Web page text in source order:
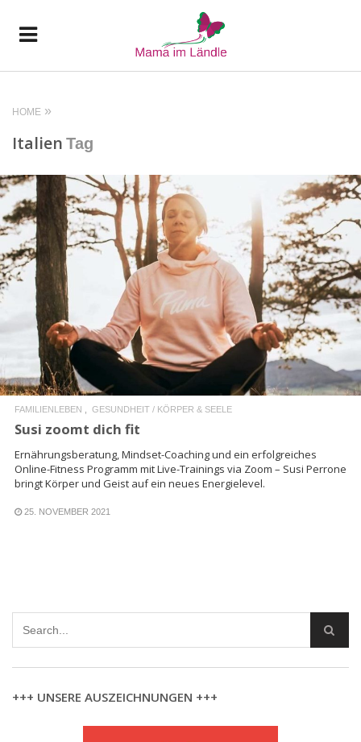
HOME
Italien Tag
READ MORE
FAMILIENLEBEN GESUNDHEIT / KÖRPER & SEELE
Susi zoomt dich fit
Ernährungsberatung, Mindset-Coaching und ein erfolgreiches
Online-Fitness Programm mit Live-Trainings via Zoom – Susi Perrone
bringt Körper und Geist auf ein neues Energielevel.
25. NOVEMBER 2021
+++ UNSERE AUSZEICHNUNGEN +++